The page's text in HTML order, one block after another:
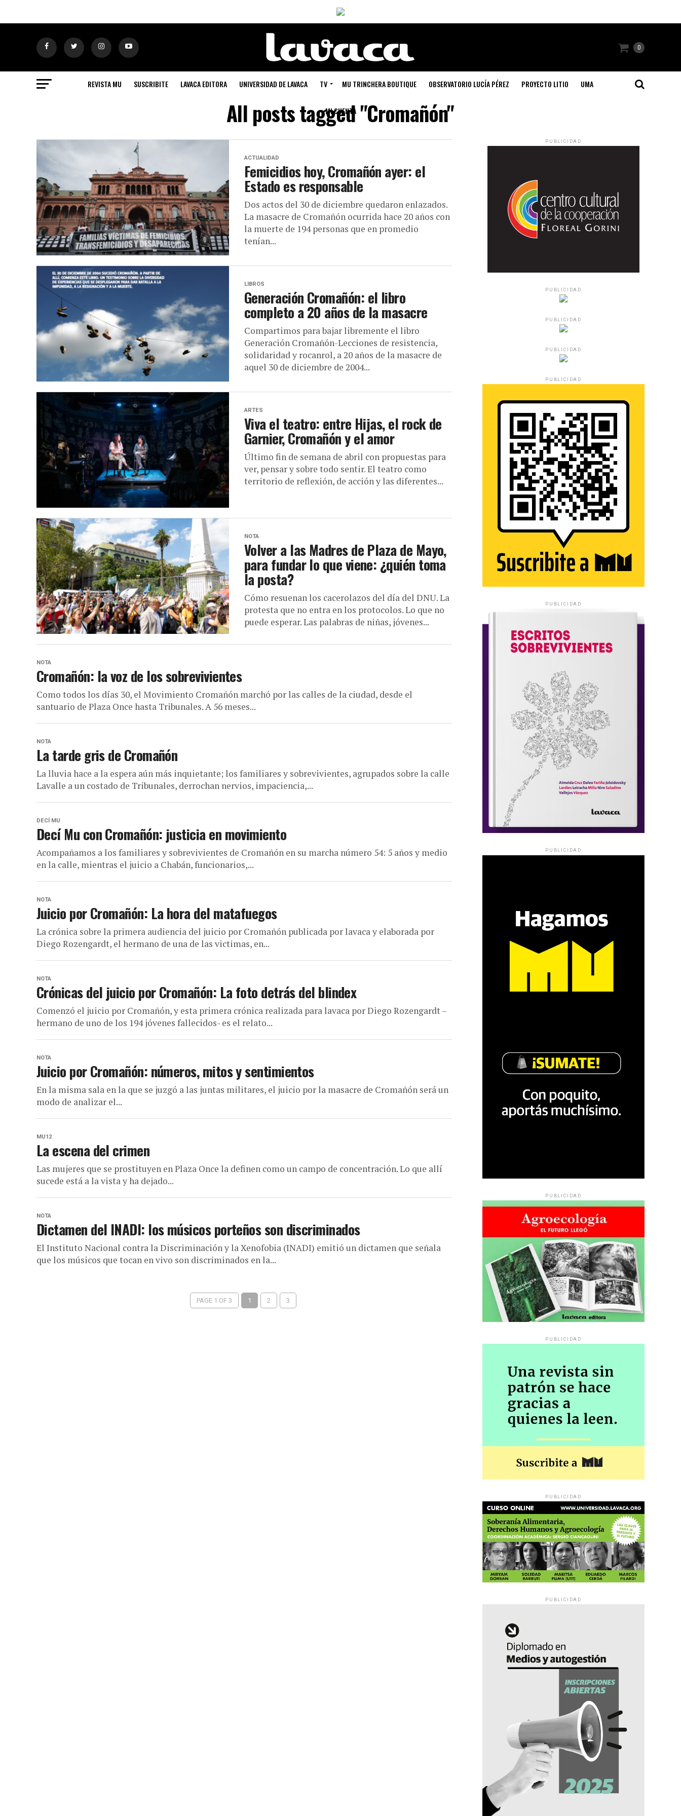
0
REVISTA MU SUSCRIBITE LAVACA EDITORA UNIVERSIDAD DE LAVACA TV MU TRINCHERA BOUTIQUE OBSERVATORIO LUCÍA PÉREZ PROYECTO LITIO UMA
MI CUENTA
All posts tagged "Cromañón"
ACTUALIDAD
Femicidios hoy, Cromañón ayer: el
Estado es responsable
Dos actos del 30 de diciembre quedaron enlazados.
La masacre de Cromañón ocurrida hace 20 años con
la muerte de 194 personas que en promedio
tenían...
LIBROS
Generación Cromañón: el libro
completo a 20 años de la masacre
Compartimos para bajar libremente el libro
Generación Cromañón-Lecciones de resistencia,
solidaridad y rocanrol, a 20 años de la masacre de
aquel 30 de diciembre de 2004...
ARTES
Viva el teatro: entre Hijas, el rock de
Garnier, Cromañón y el amor
Último fin de semana de abril con propuestas para
ver, pensar y sobre todo sentir. El teatro como
territorio de reflexión, de acción y las diferentes...
NOTA
Volver a las Madres de Plaza de Mayo,
para fundar lo que viene: ¿quién toma
la posta?
Cómo resuenan los cacerolazos del día del DNU. La
protesta que no entra en los protocolos. Lo que no
puede esperar. Las palabras de niñas, jóvenes...
NOTA
Cromañón: la voz de los sobrevivientes
Como todos los días 30, el Movimiento Cromañón marchó por las calles de la ciudad, desde el
santuario de Plaza Once hasta Tribunales. A 56 meses...
NOTA
La tarde gris de Cromañón
La lluvia hace a la espera aún más inquietante; los familiares y sobrevivientes, agrupados sobre la calle
Lavalle a un costado de Tribunales, derrochan nervios, impaciencia,...
DECÍ MU
Decí Mu con Cromañón: justicia en movimiento
Acompañamos a los familiares y sobrevivientes de Cromañón en su marcha número 54: 5 años y medio
en la calle, mientras el juicio a Chabán, funcionarios,...
NOTA
Juicio por Cromañón: La hora del matafuegos
La crónica sobre la primera audiencia del juicio por Cromañón publicada por lavaca y elaborada por
Diego Rozengardt, el hermano de una de las victimas, en...
NOTA
Crónicas del juicio por Cromañón: La foto detrás del blindex
Comenzó el juicio por Cromañón, y esta primera crónica realizada para lavaca por Diego Rozengardt –
hermano de uno de los 194 jóvenes fallecidos- es el relato...
NOTA
Juicio por Cromañón: números, mitos y sentimientos
En la misma sala en la que se juzgó a las juntas militares, el juicio por la masacre de Cromañón será un
modo de analizar el...
MU12
La escena del crimen
Las mujeres que se prostituyen en Plaza Once la definen como un campo de concentración. Lo que allí
sucede está a la vista y ha dejado...
NOTA
Dictamen del INADI: los músicos porteños son discriminados
El Instituto Nacional contra la Discriminación y la Xenofobia (INADI) emitió un dictamen que señala
que los músicos que tocan en vivo son discriminados en la...
PAGE 1 OF 3 1 2 3
PUBLICIDAD
PUBLICIDAD
PUBLICIDAD
PUBLICIDAD
PUBLICIDAD
PUBLICIDAD
PUBLICIDAD
PUBLICIDAD
PUBLICIDAD
PUBLICIDAD
PUBLICIDAD